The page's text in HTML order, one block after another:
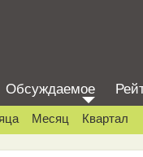
Обсуждаемое
Месяц Квартал